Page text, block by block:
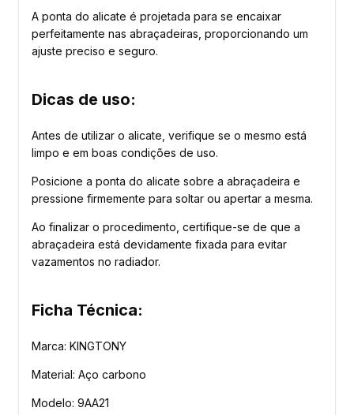
A ponta do alicate é projetada para se encaixar
perfeitamente nas abraçadeiras, proporcionando um
ajuste preciso e seguro.
Dicas de uso:
Antes de utilizar o alicate, verifique se o mesmo está
limpo e em boas condições de uso.
Posicione a ponta do alicate sobre a abraçadeira e
pressione firmemente para soltar ou apertar a mesma.
Ao finalizar o procedimento, certifique-se de que a
abraçadeira está devidamente fixada para evitar
vazamentos no radiador.
Ficha Técnica:
Marca: KINGTONY
Material: Aço carbono
Modelo: 9AA21